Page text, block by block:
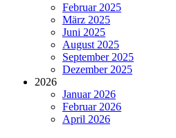
Februar 2025
März 2025
Juni 2025
August 2025
September 2025
Dezember 2025
2026
Januar 2026
Februar 2026
April 2026